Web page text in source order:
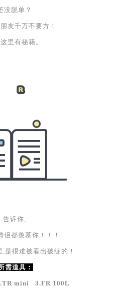
没脱单？
友千万不要方！
里有秘籍。
告诉你,
侣都羡慕你！！！
是很难被看出破绽的！
需道具：
mini 3.FR 100L